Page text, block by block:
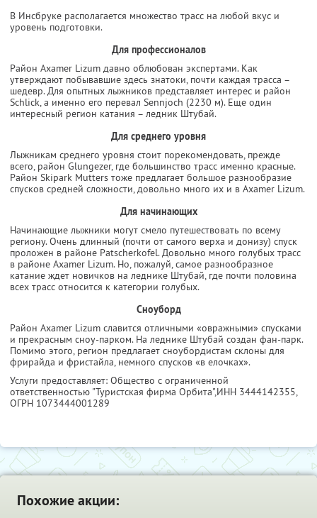
В Инсбруке располагается множество трасс на любой вкус и
уровень подготовки.
Для профессионалов
Район Axamer Lizum давно облюбован экспертами. Как
утверждают побывавшие здесь знатоки, почти каждая трасса –
шедевр. Для опытных лыжников представляет интерес и район
Schlick, а именно его перевал Sennjoch (2230 м). Еще один
интересный регион катания – ледник Штубай.
Для среднего уровня
Лыжникам среднего уровня стоит порекомендовать, прежде
всего, район Glungezer, где большинство трасс именно красные.
Район Skipark Mutters тоже предлагает большое разнообразие
спусков средней сложности, довольно много их и в Axamer Lizum.
Для начинающих
Начинающие лыжники могут смело путешествовать по всему
региону. Очень длинный (почти от самого верха и донизу) спуск
проложен в районе Patscherkofel. Довольно много голубых трасс
в районе Axamer Lizum. Но, пожалуй, самое разнообразное
катание ждет новичков на леднике Штубай, где почти половина
всех трасс относится к категории голубых.
Сноуборд
Район Axamer Lizum славится отличными «овражными» спусками
и прекрасным сноу-парком. На леднике Штубай создан фан-парк.
Помимо этого, регион предлагает сноубордистам склоны для
фрирайда и фристайла, немного спусков «в елочках».
Услуги предоставляет: Общество с ограниченной
ответственностью "Туристская фирма Орбита",ИНН 3444142355,
ОГРН 1073444001289
Похожие акции: